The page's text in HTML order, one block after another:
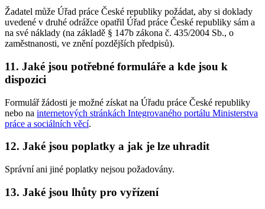
Žadatel může Úřad práce České republiky požádat, aby si doklady
uvedené v druhé odrážce opatřil Úřad práce České republiky sám a
na své náklady (na základě § 147b zákona č. 435/2004 Sb., o
zaměstnanosti, ve znění pozdějších předpisů).
11. Jaké jsou potřebné formuláře a kde jsou k
dispozici
Formulář žádosti je možné získat na Úřadu práce České republiky
nebo na internetových stránkách Integrovaného portálu Ministerstva
práce a sociálních věcí.
12. Jaké jsou poplatky a jak je lze uhradit
Správní ani jiné poplatky nejsou požadovány.
13. Jaké jsou lhůty pro vyřízení